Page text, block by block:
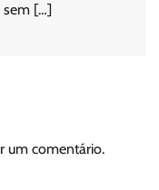
sem […]
um comentário.